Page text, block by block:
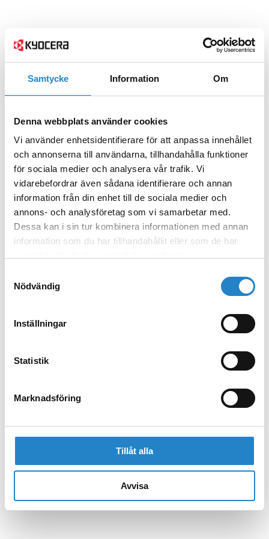
Samtycke Information Om
Denna webbplats använder cookies
Vi använder enhetsidentifierare för att anpassa innehållet
och annonserna till användarna, tillhandahålla funktioner
för sociala medier och analysera vår trafik. Vi
vidarebefordrar även sådana identifierare och annan
information från din enhet till de sociala medier och
annons- och analysföretag som vi samarbetar med.
Dessa kan i sin tur kombinera informationen med annan
information som du har tillhandahållit eller som de har
Nödvändig
Inställningar
Statistik
Marknadsföring
Tillåt alla
Avvisa